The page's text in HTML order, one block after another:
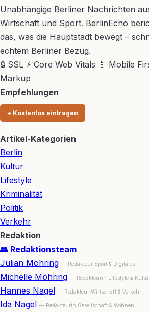
Unabhängige Berliner Nachrichten
Wirtschaft und Sport. BerlinEcho
das, was die Hauptstadt bewegt –
echtem Berliner Bezug.
🔒 SSL ⚡ Core Web Vitals 📱 Mobile
Markup
Empfehlungen
+ Kostenlos eintragen
Artikel-Kategorien
Berlin
Kultur
Lifestyle
Kriminalität
Politik
Verkehr
Redaktion
👥 Redaktionsteam
Julian Möhring — Redakteur Sport & Digitales
Michelle Möhring — Redakteurin Lifestyle &
Hannes Nagel — Redakteur Wirtschaft & Verkehr
Ida Nagel — Redakteurin Gesellschaft & Wohnen